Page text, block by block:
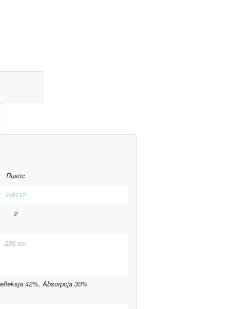
Rustic
2-6112
2
235 cm
42%, Absorpcja 30%